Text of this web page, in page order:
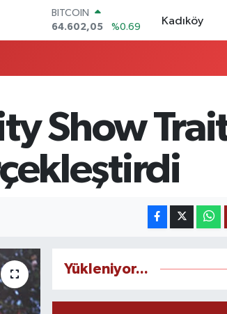
DOLAR
47,5986
%0.06
EURO
6513.94
BİST100
13.768
%48
BITCOIN
64.602,05
%0.69
Kadıköy
Show
Yükleniyor...